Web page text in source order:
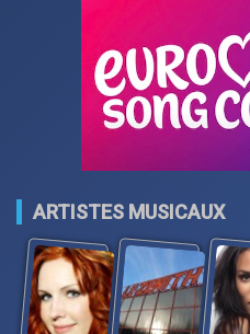
ARTISTES MUSICAUX